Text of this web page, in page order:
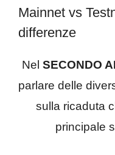
Mainnet vs
differenze
Nel SECONDO
parlare delle
sulla ricaduta
principale